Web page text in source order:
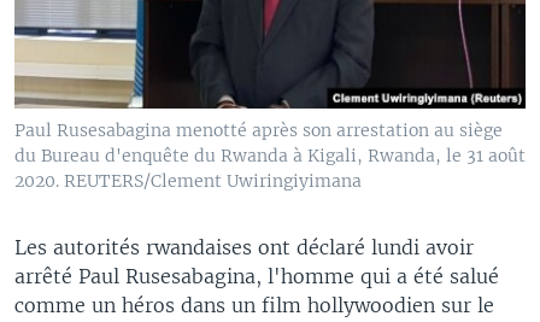
Paul Rusesabagina menotté après son arrestation au siège
du Bureau d'enquête du Rwanda à Kigali, Rwanda, le 31 août
2020. REUTERS/Clement Uwiringiyimana
Les autorités rwandaises ont déclaré lundi avoir
arrêté Paul Rusesabagina, l'homme qui a été salué
comme un héros dans un film hollywoodien sur le